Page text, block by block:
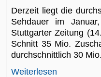
Derzeit liegt die
Sehdauer im
Stuttgarter Zeitung
Schnitt 35 Mio.
durchschnittlich 30
Weiterlesen